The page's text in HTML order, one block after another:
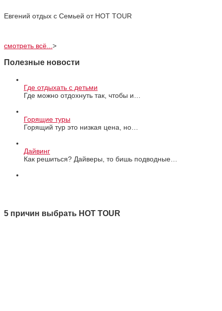
Евгений отдых с Cемьей от HOT TOUR
смотреть всё... >
Полезные новости
Где отдыхать с детьми
Где можно отдохнуть так, чтобы и…
Горящие туры
Горящий тур это низкая цена, но…
Дайвинг
Как решиться? Дайверы, то бишь подводные…
5 причин выбрать HOT TOUR